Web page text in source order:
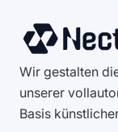
Wir gestalten
unserer
Basis